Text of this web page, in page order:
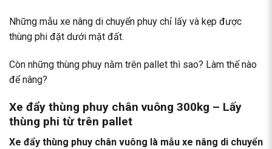
Những mẫu xe nâng di chuyển phuy chỉ lấy và kẹp được
thùng phi đặt dưới mặt đất.
Còn những thùng phuy nằm trên pallet thì sao? Làm thế nào
để nâng?
Xe đẩy thùng phuy chân vuông 300kg – Lấy
thùng phi từ trên pallet
Xe đẩy thùng phuy chân vuông là mẫu xe nâng di chuyển